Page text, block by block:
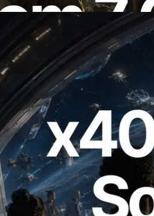
支付的 Solana RPC
API 付款的時代開啟